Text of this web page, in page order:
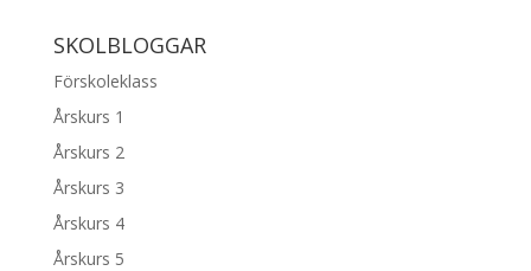
SKOLBLOGGAR
Förskoleklass
Årskurs 1
Årskurs 2
Årskurs 3
Årskurs 4
Årskurs 5